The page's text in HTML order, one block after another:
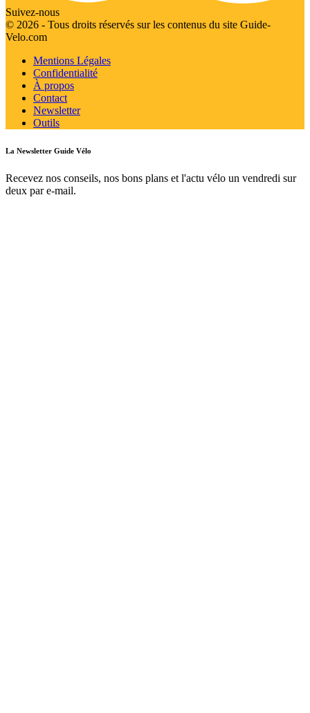
Suivez-nous
© 2026 - Tous droits réservés sur les contenus du site Guide-
Velo.com
Mentions Légales
Confidentialité
À propos
Contact
Newsletter
Outils
La Newsletter Guide Vélo
Recevez nos conseils, nos bons plans et l'actu vélo un vendredi sur
deux par e-mail.